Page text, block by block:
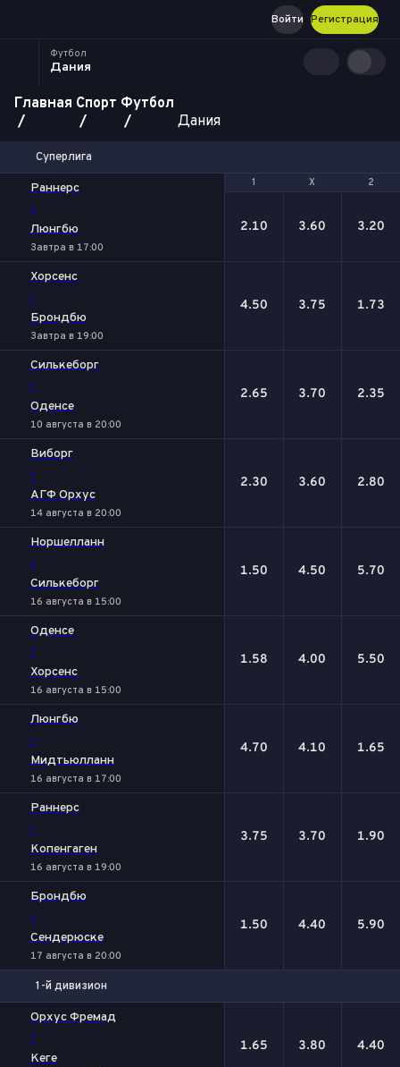
Регистрация
Войти
Футбол
Дания
Главная Спорт Футбол
Дания
Суперлига
1 Х 2
Раннерс
-
Люнгбю
Завтра в 17:00
1 Х 2
2.10 3.60 3.20
Хорсенс
-
Брондбю
Завтра в 19:00
4.50 3.75 1.73
Силькеборг
-
Оденсе
10 августа в 20:00
2.65 3.70 2.35
Виборг
-
АГФ Орхус
14 августа в 20:00
2.30 3.60 2.80
Норшелланн
-
Силькеборг
16 августа в 15:00
1.50 4.50 5.70
Оденсе
-
Хорсенс
16 августа в 15:00
1.58 4.00 5.50
Люнгбю
-
Мидтьюлланн
16 августа в 17:00
4.70 4.10 1.65
Раннерс
-
Копенгаген
16 августа в 19:00
3.75 3.70 1.90
Брондбю
-
Сендерюске
17 августа в 20:00
1.50 4.40 5.90
1-й дивизион
Орхус Фремад
-
Кеге
1.65 3.80 4.40